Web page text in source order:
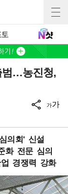
범…농진청,
가가
의회' 신설
화 전문 심의
경쟁력 강화